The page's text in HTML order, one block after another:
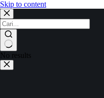
Skip to content
No results